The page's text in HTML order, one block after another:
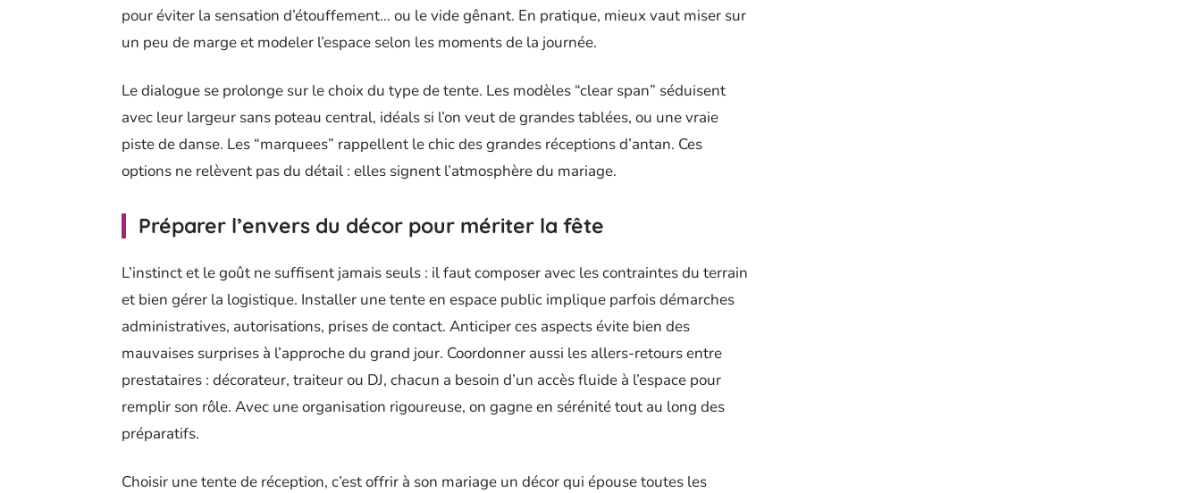
pour éviter la sensation d’étouffement… ou le vide gênant. En pratique, mieux vaut miser sur
un peu de marge et modeler l’espace selon les moments de la journée.
Le dialogue se prolonge sur le choix du type de tente. Les modèles “clear span” séduisent
avec leur largeur sans poteau central, idéals si l’on veut de grandes tablées, ou une vraie
piste de danse. Les “marquees” rappellent le chic des grandes réceptions d’antan. Ces
options ne relèvent pas du détail : elles signent l’atmosphère du mariage.
Préparer l’envers du décor pour mériter la fête
L’instinct et le goût ne suffisent jamais seuls : il faut composer avec les contraintes du terrain
et bien gérer la logistique. Installer une tente en espace public implique parfois démarches
administratives, autorisations, prises de contact. Anticiper ces aspects évite bien des
mauvaises surprises à l’approche du grand jour. Coordonner aussi les allers-retours entre
prestataires : décorateur, traiteur ou DJ, chacun a besoin d’un accès fluide à l’espace pour
remplir son rôle. Avec une organisation rigoureuse, on gagne en sérénité tout au long des
préparatifs.
Choisir une tente de réception, c’est offrir à son mariage un décor qui épouse toutes les